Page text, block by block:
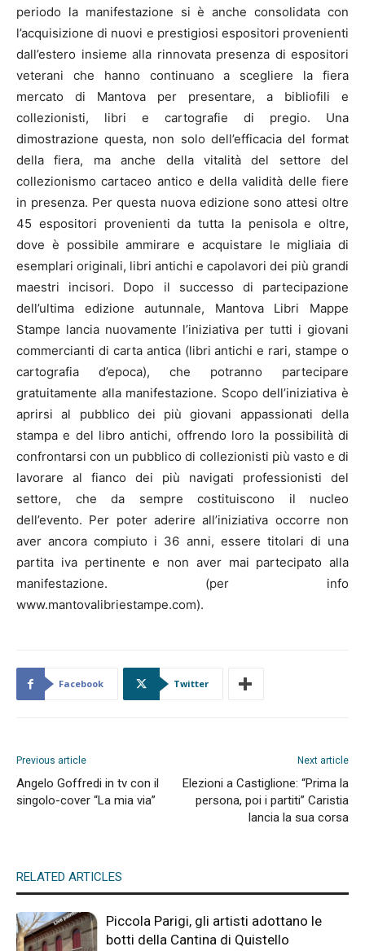
periodo la manifestazione si è anche consolidata con
l’acquisizione di nuovi e prestigiosi espositori provenienti
dall’estero insieme alla rinnovata presenza di espositori
veterani che hanno continuano a scegliere la fiera
mercato di Mantova per presentare, a bibliofili e
collezionisti, libri e cartografie di pregio. Una
dimostrazione questa, non solo dell’efficacia del format
della fiera, ma anche della vitalità del settore del
collezionismo cartaceo antico e della validità delle fiere
in presenza. Per questa nuova edizione sono attesi oltre
45 espositori provenienti da tutta la penisola e oltre,
dove è possibile ammirare e acquistare le migliaia di
esemplari originali, libri antichi e capolavori dei più grandi
maestri incisori. Dopo il successo di partecipazione
dell’ultima edizione autunnale, Mantova Libri Mappe
Stampe lancia nuovamente l’iniziativa per tutti i giovani
commercianti di carta antica (libri antichi e rari, stampe o
cartografia d’epoca), che potranno partecipare
gratuitamente alla manifestazione. Scopo dell’iniziativa è
aprirsi al pubblico dei più giovani appassionati della
stampa e del libro antichi, offrendo loro la possibilità di
confrontarsi con un pubblico di collezionisti più vasto e di
lavorare al fianco dei più navigati professionisti del
settore, che da sempre costituiscono il nucleo
dell’evento. Per poter aderire all’iniziativa occorre non
aver ancora compiuto i 36 anni, essere titolari di una
partita iva pertinente e non aver mai partecipato alla
manifestazione. (per info
www.mantovalibriestampe.com).
Facebook Twitter
Previous article
Angelo Goffredi in tv con il
singolo-cover “La mia via”
Next article
Elezioni a Castiglione: “Prima la
persona, poi i partiti” Caristia
lancia la sua corsa
RELATED ARTICLES
Piccola Parigi, gli artisti adottano le
botti della Cantina di Quistello